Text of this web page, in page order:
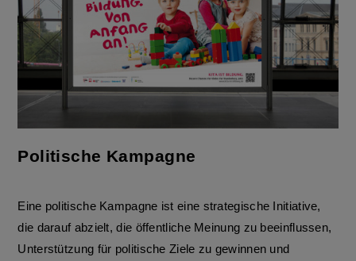
Politische Kampagne
Eine politische Kampagne ist eine strategische Initiative,
die darauf abzielt, die öffentliche Meinung zu beeinflussen,
Unterstützung für politische Ziele zu gewinnen und